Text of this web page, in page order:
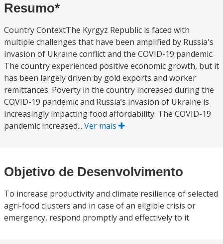
Resumo*
Country ContextThe Kyrgyz Republic is faced with
multiple challenges that have been amplified by Russia's
invasion of Ukraine conflict and the COVID-19 pandemic.
The country experienced positive economic growth, but it
has been largely driven by gold exports and worker
remittances. Poverty in the country increased during the
COVID-19 pandemic and Russia’s invasion of Ukraine is
increasingly impacting food affordability. The COVID-19
pandemic increased... Ver mais
Objetivo de Desenvolvimento
To increase productivity and climate resilience of selected
agri-food clusters and in case of an eligible crisis or
emergency, respond promptly and effectively to it.